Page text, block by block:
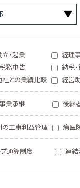
・起業 経理
務申告
納税
社との業績比較
経営
業承継 後継
の工事利益管理 病医
通算制度 連結